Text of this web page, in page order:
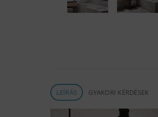
LEÍRÁS GYAKORI KÉRDÉSEK